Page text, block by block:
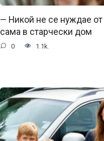
— Никой не се нуждае
сама в старчески дом
0 1.1k.